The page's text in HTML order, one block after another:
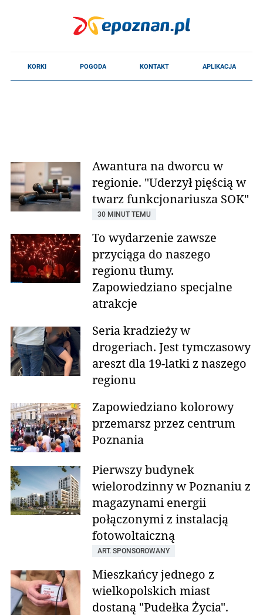
Awantura na dworcu w
regionie. "Uderzył pięścią w
twarz funkcjonariusza SOK"
30 MINUT TEMU
To wydarzenie zawsze
przyciąga do naszego
regionu tłumy.
Zapowiedziano specjalne
atrakcje
Seria kradzieży w
drogeriach. Jest tymczasowy
areszt dla 19-latki z naszego
regionu
Zapowiedziano kolorowy
przemarsz przez centrum
Poznania
Pierwszy budynek
wielorodzinny w Poznaniu z
magazynami energii
połączonymi z instalacją
fotowoltaiczną
ART. SPONSOROWANY
Mieszkańcy jednego z
wielkopolskich miast
dostaną "Pudełka Życia".